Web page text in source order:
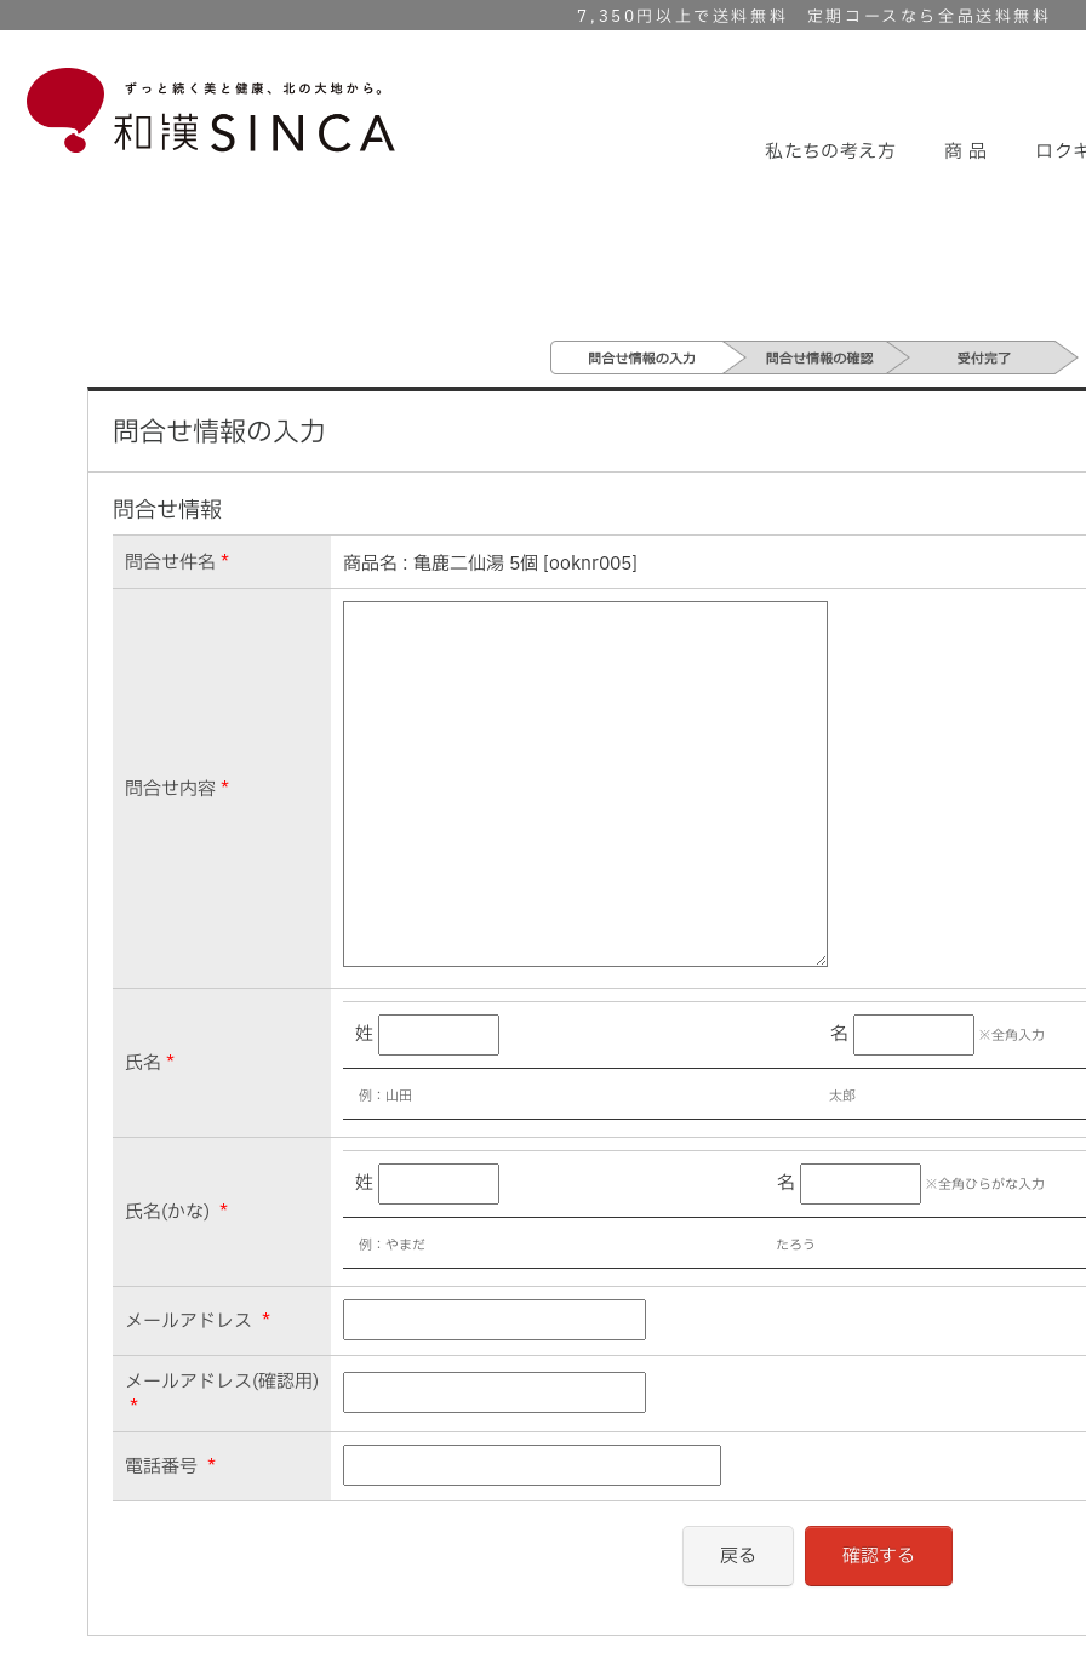
7,350円以上で送料無料 定期コースなら全品送料無料
私たちの考え方 商 品
商 品
黒ツヤソフト
育毛剤
（販売終了）
ロク
問合せ情報の入力
問合せ情報
問合せ件名 * 商品名 : 亀鹿二仙湯 5個 [ooknr005]
問合せ内容 *
氏名 *
姓 名 ※全角入力
例：山田 太郎
氏名(かな) *
姓 名 ※全角ひらがな入力
例：やまだ たろう
メールアドレス *
メールアドレス(確認用)
*
電話番号 *
戻る 確認する